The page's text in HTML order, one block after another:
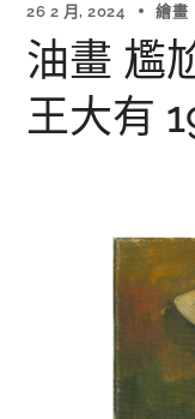
26 2 月, 2024 繪畫
油畫 尷
王大有